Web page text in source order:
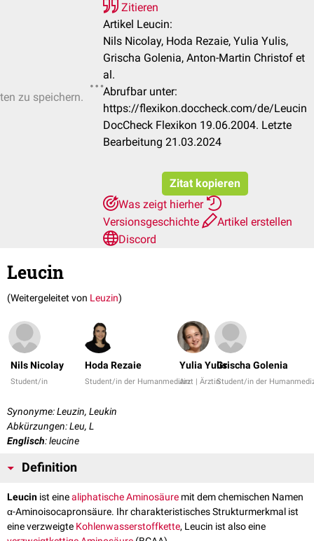
zu speichern.
Zitieren
Artikel Leucin:
Nils Nicolay, Hoda Rezaie, Yulia Yulis,
Grischa Golenia, Anton-Martin Christof et
al.
Abrufbar unter:
https://flexikon.doccheck.com/de/Leucin
DocCheck Flexikon 19.06.2004. Letzte
Bearbeitung 21.03.2024
Zitat kopieren
Was zeigt hierher
Versionsgeschichte
Artikel erstellen
Discord
Leucin
(Weitergeleitet von Leuzin)
Nils Nicolay
Student/in
Hoda Rezaie
Student/in der Humanmedizin
Yulia Yulis
Arzt | Ärztin
Grischa Golenia
Student/in der
Synonyme: Leuzin, Leukin
Abkürzungen: Leu, L
Englisch: leucine
Definition
Leucin ist einealiphatischeAminosäure mit dem chemischen Namen
α-Aminoisocapronsäure. Ihr charakteristisches Strukturmerkmal ist
eine verzweigte Kohlenwasserstoffkette, Leucin ist also eine